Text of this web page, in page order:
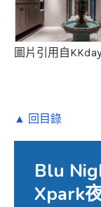
圖片引用自KKday
▲ 回目錄
Blu
Xpark